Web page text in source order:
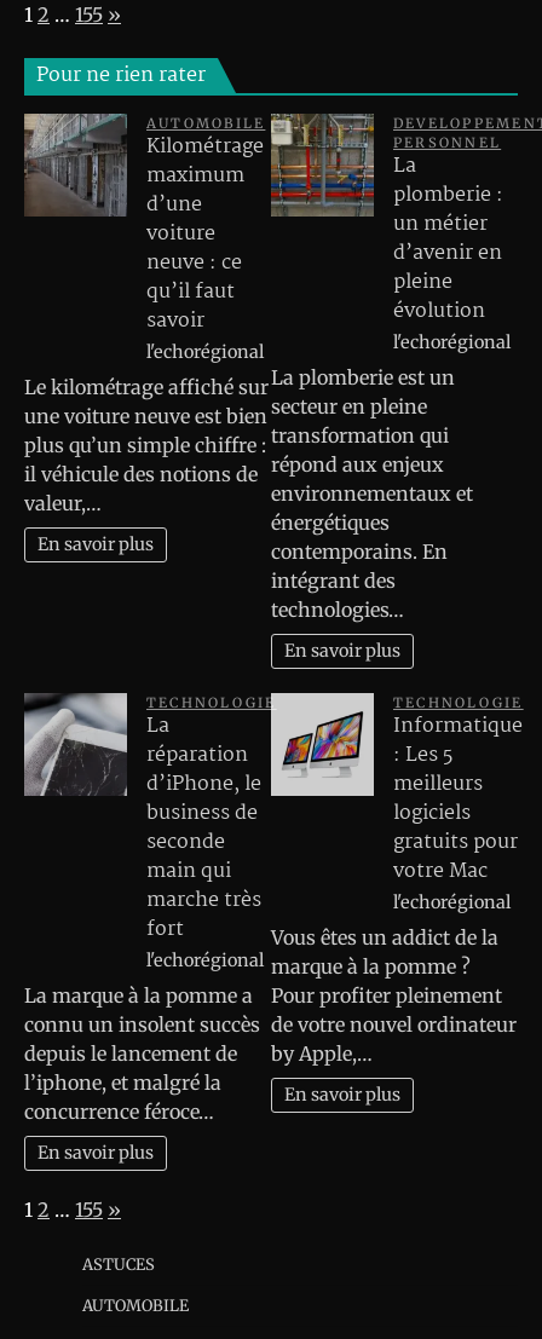
Page:
1 2 … 155 Next
»
Pour ne rien rater
AUTOMOBILE
Kilométrage
maximum
d’une
voiture
neuve : ce
qu’il faut
savoir
l'echorégional
Le kilométrage affiché sur
une voiture neuve est bien
plus qu’un simple chiffre :
il véhicule des notions de
valeur,…
En savoir plus
PERSONNEL
La
plomberie :
un métier
d’avenir en
pleine
évolution
l'echorégional
La plomberie est un
secteur en pleine
transformation qui
répond aux enjeux
environnementaux et
énergétiques
contemporains. En
intégrant des
technologies…
En savoir plus
TECHNOLOGIE
La
réparation
d’iPhone, le
business de
seconde
main qui
marche très
fort
l'echorégional
La marque à la pomme a
connu un insolent succès
depuis le lancement de
l’iphone, et malgré la
concurrence féroce…
En savoir plus
TECHNOLOGIE
Informatique
: Les 5
meilleurs
logiciels
gratuits pour
votre Mac
l'echorégional
Vous êtes un addict de la
marque à la pomme ?
Pour profiter pleinement
de votre nouvel ordinateur
by Apple,…
En savoir plus
Page:
1 2 … 155 Next
»
ASTUCES
AUTOMOBILE